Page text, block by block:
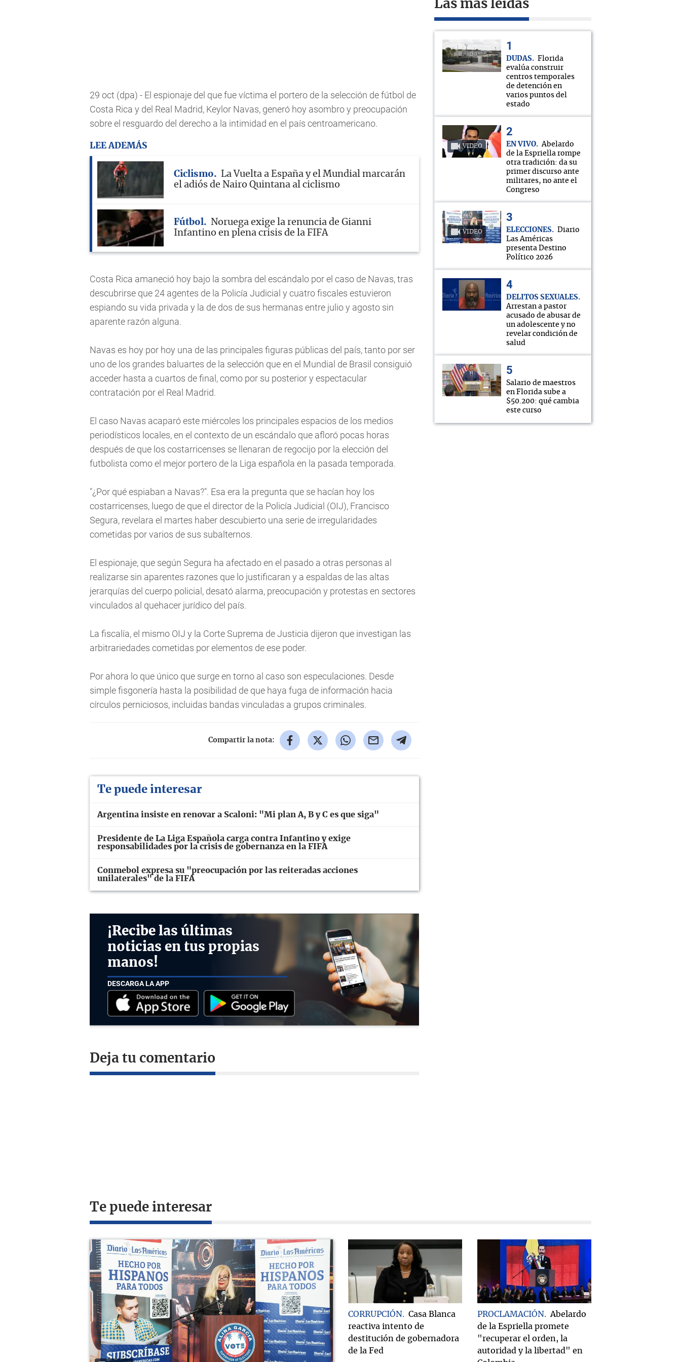
29 oct (dpa) - El espionaje del que fue víctima el portero de la selección de fútbol de
Costa Rica y del Real Madrid, Keylor Navas, generó hoy asombro y preocupación
sobre el resguardo del derecho a la intimidad en el país centroamericano.
LEE ADEMÁS
Ciclismo
La Vuelta a España y el Mundial marcarán
el adiós de Nairo Quintana al ciclismo
Fútbol
Noruega exige la renuncia de Gianni
Infantino en plena crisis de la FIFA
Costa Rica amaneció hoy bajo la sombra del escándalo por el caso de Navas, tras
descubrirse que 24 agentes de la Policía Judicial y cuatro fiscales estuvieron
espiando su vida privada y la de dos de sus hermanas entre julio y agosto sin
aparente razón alguna.
Navas es hoy por hoy una de las principales figuras públicas del país, tanto por ser
uno de los grandes baluartes de la selección que en el Mundial de Brasil consiguió
acceder hasta a cuartos de final, como por su posterior y espectacular
contratación por el Real Madrid.
El caso Navas acaparó este miércoles los principales espacios de los medios
periodísticos locales, en el contexto de un escándalo que afloró pocas horas
después de que los costarricenses se llenaran de regocijo por la elección del
futbolista como el mejor portero de la Liga española en la pasada temporada.
"¿Por qué espiaban a Navas?". Esa era la pregunta que se hacían hoy los
costarricenses, luego de que el director de la Policía Judicial (OIJ), Francisco
Segura, revelara el martes haber descubierto una serie de irregularidades
cometidas por varios de sus subalternos.
El espionaje, que según Segura ha afectado en el pasado a otras personas al
realizarse sin aparentes razones que lo justificaran y a espaldas de las altas
jerarquías del cuerpo policial, desató alarma, preocupación y protestas en sectores
vinculados al quehacer jurídico del país.
La fiscalía, el mismo OIJ y la Corte Suprema de Justicia dijeron que investigan las
arbitrariedades cometidas por elementos de ese poder.
Por ahora lo que único que surge en torno al caso son especulaciones. Desde
simple fisgonería hasta la posibilidad de que haya fuga de información hacia
círculos perniciosos, incluidas bandas vinculadas a grupos criminales.
Compartir la nota:
Te puede interesar
Argentina insiste en renovar a Scaloni: "Mi plan A, B y C es que siga"
Presidente de La Liga Española carga contra Infantino y exige
responsabilidades por la crisis de gobernanza en la FIFA
Conmebol expresa su "preocupación por las reiteradas acciones
unilaterales" de la FIFA
¡Recibe las últimas
noticias en tus propias
manos!
DESCARGA LA APP
Deja tu comentario
Las más leídas
DUDAS
Florida
evalúa construir
centros temporales
de detención en
varios puntos del
estado
VIDEO EN VIVO
Abelardo
de la Espriella rompe
otra tradición: da su
primer discurso ante
militares, no ante el
Congreso
VIDEO ELECCIONES
Diario
Las Américas
presenta Destino
Político 2026
DELITOS SEXUALES
Arrestan a pastor
acusado de abusar de
un adolescente y no
revelar condición de
salud
Salario de maestros
en Florida sube a
$50.200: qué cambia
este curso
Te puede interesar
CORRUPCIÓN
Casa Blanca
reactiva intento de
destitución de gobernadora
de la Fed
PROCLAMACIÓN
Abelardo
de la Espriella promete
"recuperar el orden, la
autoridad y la libertad" en